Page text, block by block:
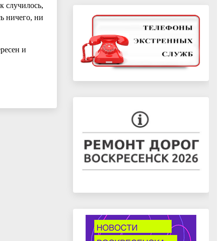
случилось,
ничего, ни
и